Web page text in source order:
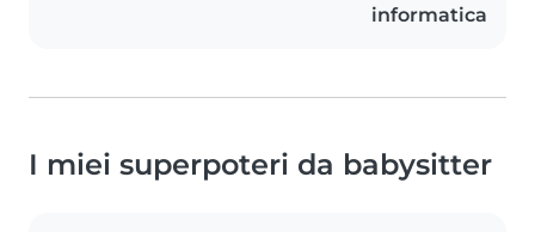
informatica
I miei superpoteri da babysitter